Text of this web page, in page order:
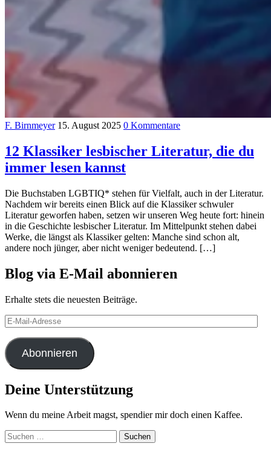
F. Birnmeyer 15. August 2025 0 Kommentare
12 Klassiker lesbischer Literatur, die du
immer lesen kannst
Die Buchstaben LGBTIQ* stehen für Vielfalt, auch in der Literatur.
Nachdem wir bereits einen Blick auf die Klassiker schwuler
Literatur geworfen haben, setzen wir unseren Weg heute fort: hinein
in die Geschichte lesbischer Literatur. Im Mittelpunkt stehen dabei
Werke, die längst als Klassiker gelten: Manche sind schon alt,
andere noch jünger, aber nicht weniger bedeutend. […]
Blog via E-Mail abonnieren
Erhalte stets die neuesten Beiträge.
E-
Mail-
Adresse
Abonnieren
Deine Unterstützung
Wenn du meine Arbeit magst, spendier mir doch einen Kaffee.
Suchen
nach: